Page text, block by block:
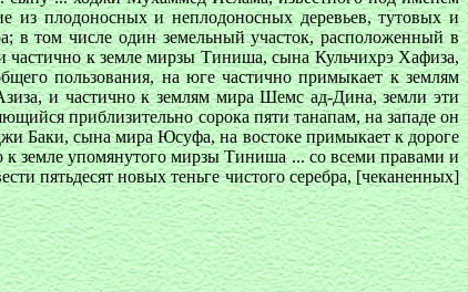
из плодоносных и неплодоносных деревьев, тутовых и
в том числе один земельный участок, расположенный в
к земле мирзы Тиниша, сына Кульчихрэ Хафиза,
пользования, на юге частично примыкает к землям
и частично к землям мира Шемс ад-Дина, земли эти
приблизительно сорока пяти танапам, на западе он
Баки, сына мира Юсуфа, на востоке примыкает к дороге
к земле упомянутого мирзы Тиниша ... со всеми правами и
пятьдесят новых теньге чистого серебра, [чеканенных]